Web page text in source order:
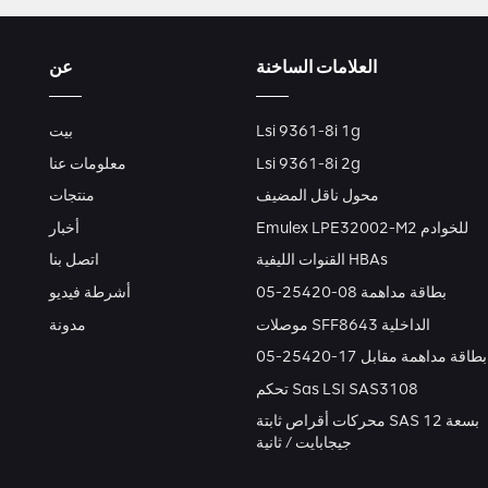
عن
بيت
معلومات عنا
منتجات
أخبار
اتصل بنا
أشرطة فيديو
مدونة
العلامات الساخنة
Lsi 9361-8i 1g
Lsi 9361-8i 2g
محول ناقل المضيف
Emulex LPE32002-M2 للخوادم
القنوات الليفية HBAs
بطاقة مداهمة 08-25420-05
موصلات SFF8643 الداخلية
بطاقة مداهمة مقابل 17-25420-05
تحكم Sas LSI SAS3108
محركات أقراص ثابتة SAS بسعة 12
جيجابايت / ثانية